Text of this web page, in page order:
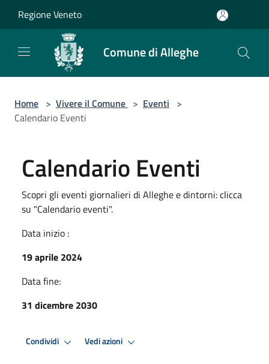
Regione Veneto
Comune di Alleghe
Home > Vivere il Comune > Eventi >
Calendario Eventi
Calendario Eventi
Scopri gli eventi giornalieri di Alleghe e dintorni: clicca
su "Calendario eventi".
Data inizio :
19 aprile 2024
Data fine:
31 dicembre 2030
Condividi Vedi azioni